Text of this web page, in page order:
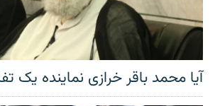
آیا محمد باقر خرازی نماینده یک